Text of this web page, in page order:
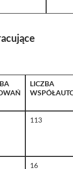
LICZBA
113
16